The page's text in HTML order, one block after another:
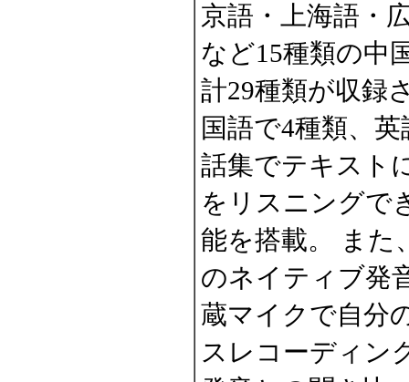
京語・上海語・
など15種類の中
計29種類が収録
国語で4種類、
話集でテキスト
をリスニングで
能を搭載。 また
のネイティブ発
蔵マイクで自分
スレコーディン